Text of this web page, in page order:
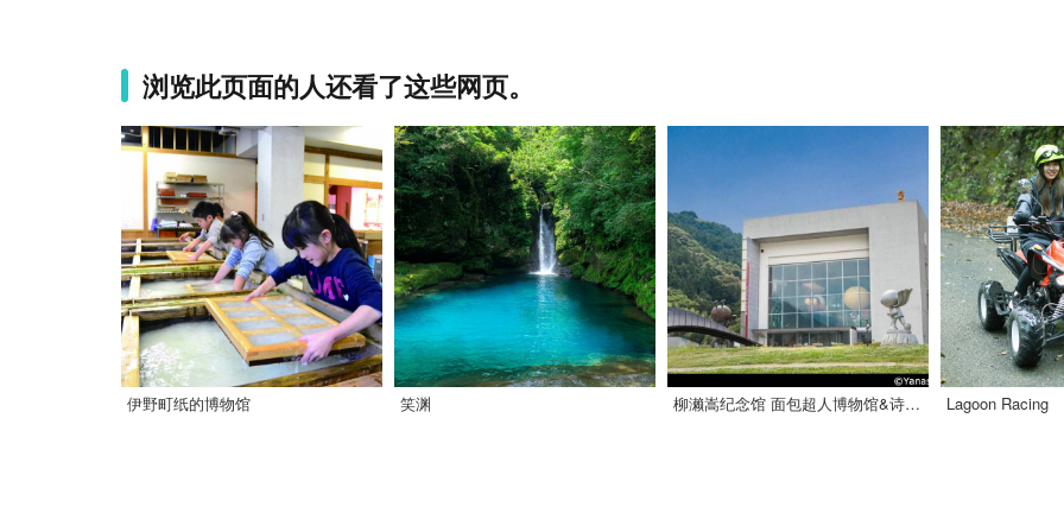
浏览此页面的人还看了这些网页。
伊野町纸的博物馆 笑渊 柳濑嵩纪念馆 面包超人博物馆&诗与童话绘本馆 Lagoon Racing